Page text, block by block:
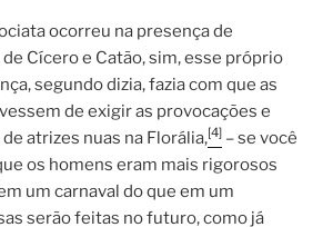
ocorreu na presença de
de Cícero e Catão, sim, esse próprio
segundo dizia, fazia com que as
de exigir as provocações e
atrizes nuas na Florália,[4] – se você
os homens eram mais rigorosos
um carnaval do que em um
serão feitas no futuro, como já